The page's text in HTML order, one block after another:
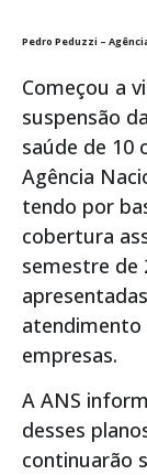
Pedro Peduzzi –
Começou a
suspensão
saúde de 10
Agência
tendo por
cobertura
semestre de
atendimento
empresas.
A ANS
desses
continuarão